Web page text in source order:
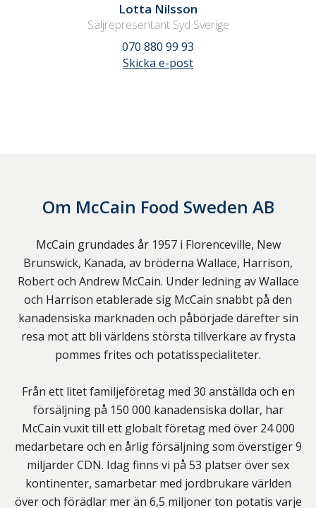
Lotta Nilsson
Säljrepresentant Syd Sverige
070 880 99 93
Skicka e-post
Om McCain Food Sweden AB
McCain grundades år 1957 i Florenceville, New
Brunswick, Kanada, av bröderna Wallace, Harrison,
Robert och Andrew McCain. Under ledning av Wallace
och Harrison etablerade sig McCain snabbt på den
kanadensiska marknaden och påbörjade därefter sin
resa mot att bli världens största tillverkare av frysta
pommes frites och potatisspecialiteter.
Från ett litet familjeföretag med 30 anställda och en
försäljning på 150 000 kanadensiska dollar, har
McCain vuxit till ett globalt företag med över 24 000
medarbetare och en årlig försäljning som överstiger 9
miljarder CDN. Idag finns vi på 53 platser över sex
kontinenter, samarbetar med jordbrukare världen
över och förädlar mer än 6,5 miljoner ton potatis varje